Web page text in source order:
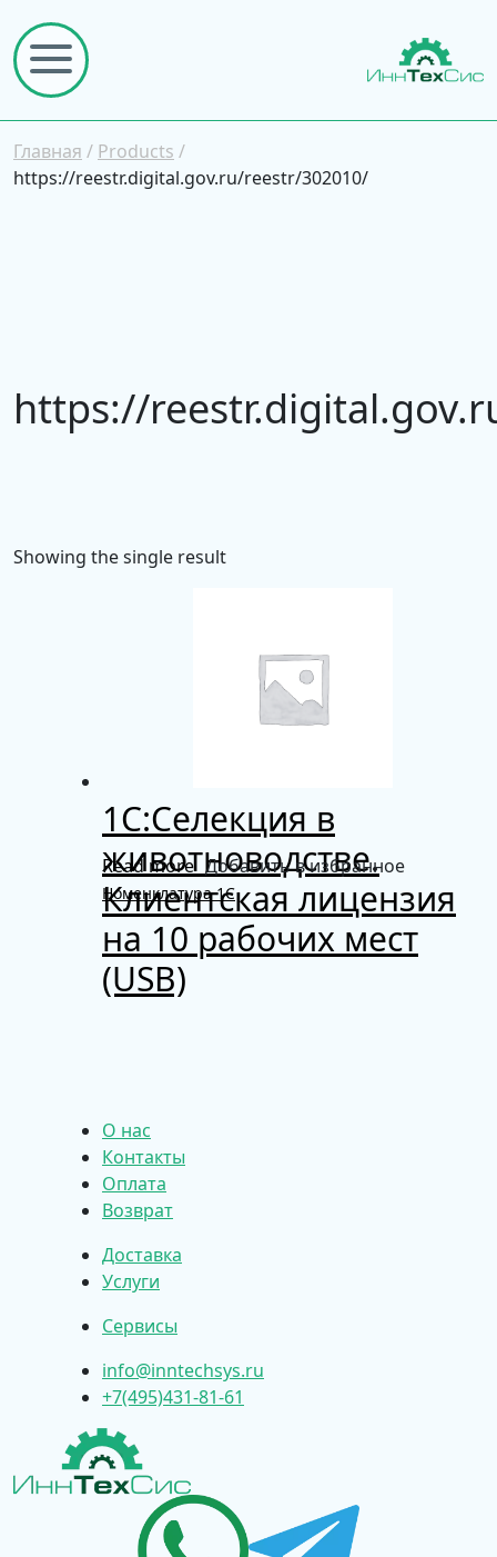
Главная / Products /
https://reestr.digital.gov.ru/reestr/302010/
https://
Showing the single result
1С:Селекция в
животноводстве.
Клиентская лицензия
на 10 рабочих мест
(USB)
Read more Добавить в избранное
Номенклатура 1С
О нас
Контакты
Оплата
Возврат
Доставка
Услуги
Сервисы
info@inntechsys.ru
+7(495)431-81-61